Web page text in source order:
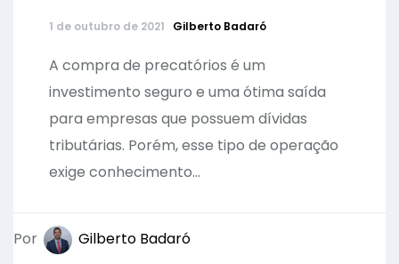
1 de outubro de 2021 Gilberto Badaró
A compra de precatórios é um
investimento seguro e uma ótima saída
para empresas que possuem dívidas
tributárias. Porém, esse tipo de operação
exige conhecimento...
Por Gilberto Badaró